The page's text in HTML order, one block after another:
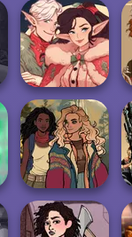
Rapunzel
Zombie Curse
Santa's
Workshop